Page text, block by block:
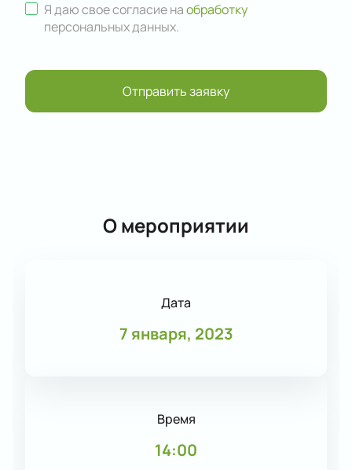
Я даю свое согласие наобработку
персональных данных.
Отправить заявку
О мероприятии
Дата
7 января, 2023
Время
14:00